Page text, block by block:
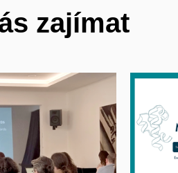
zajímat